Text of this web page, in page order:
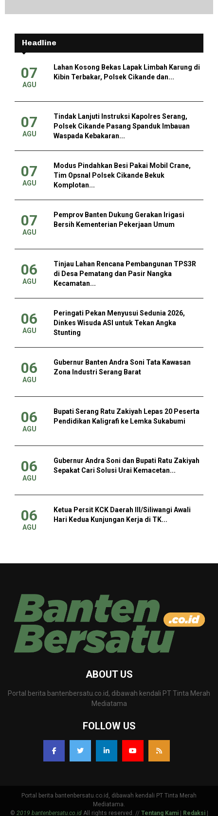
Headline
07
AGU
Lahan Kosong Bekas Lapak Limbah Karung di
Kibin Terbakar, Polsek Cikande dan...
07
AGU
Tindak Lanjuti Instruksi Kapolres Serang,
Polsek Cikande Pasang Spanduk Imbauan
Waspada Kebakaran...
07
AGU
Modus Pindahkan Besi Pakai Mobil Crane,
Tim Opsnal Polsek Cikande Bekuk
Komplotan...
07
AGU
Pemprov Banten Dukung Gerakan Irigasi
Bersih Kementerian Pekerjaan Umum
06
AGU
Tinjau Lahan Rencana Pembangunan TPS3R
di Desa Pematang dan Pasir Nangka
Kecamatan...
06
AGU
Peringati Pekan Menyusui Sedunia 2026,
Dinkes Wisuda ASI untuk Tekan Angka
Stunting
06
AGU
Gubernur Banten Andra Soni Tata Kawasan
Zona Industri Serang Barat
06
AGU
Bupati Serang Ratu Zakiyah Lepas 20 Peserta
Pendidikan Kaligrafi ke Lemka Sukabumi
06
AGU
Gubernur Andra Soni dan Bupati Ratu Zakiyah
Sepakat Cari Solusi Urai Kemacetan...
06
AGU
Ketua Persit KCK Daerah III/Siliwangi Awali
Hari Kedua Kunjungan Kerja di TK...
ABOUT US
Portal berita bantenbersatu.co.id, dibawah kendali PT Tinta Merah
Mediatama
FOLLOW US
Portal berita bantenbersatu.co.id, dibawah kendali PT Tinta Merah
Mediatama.
© 2019 bantenbersatu.co.idAll rights reserved. // Tentang Kami | Redaksi|